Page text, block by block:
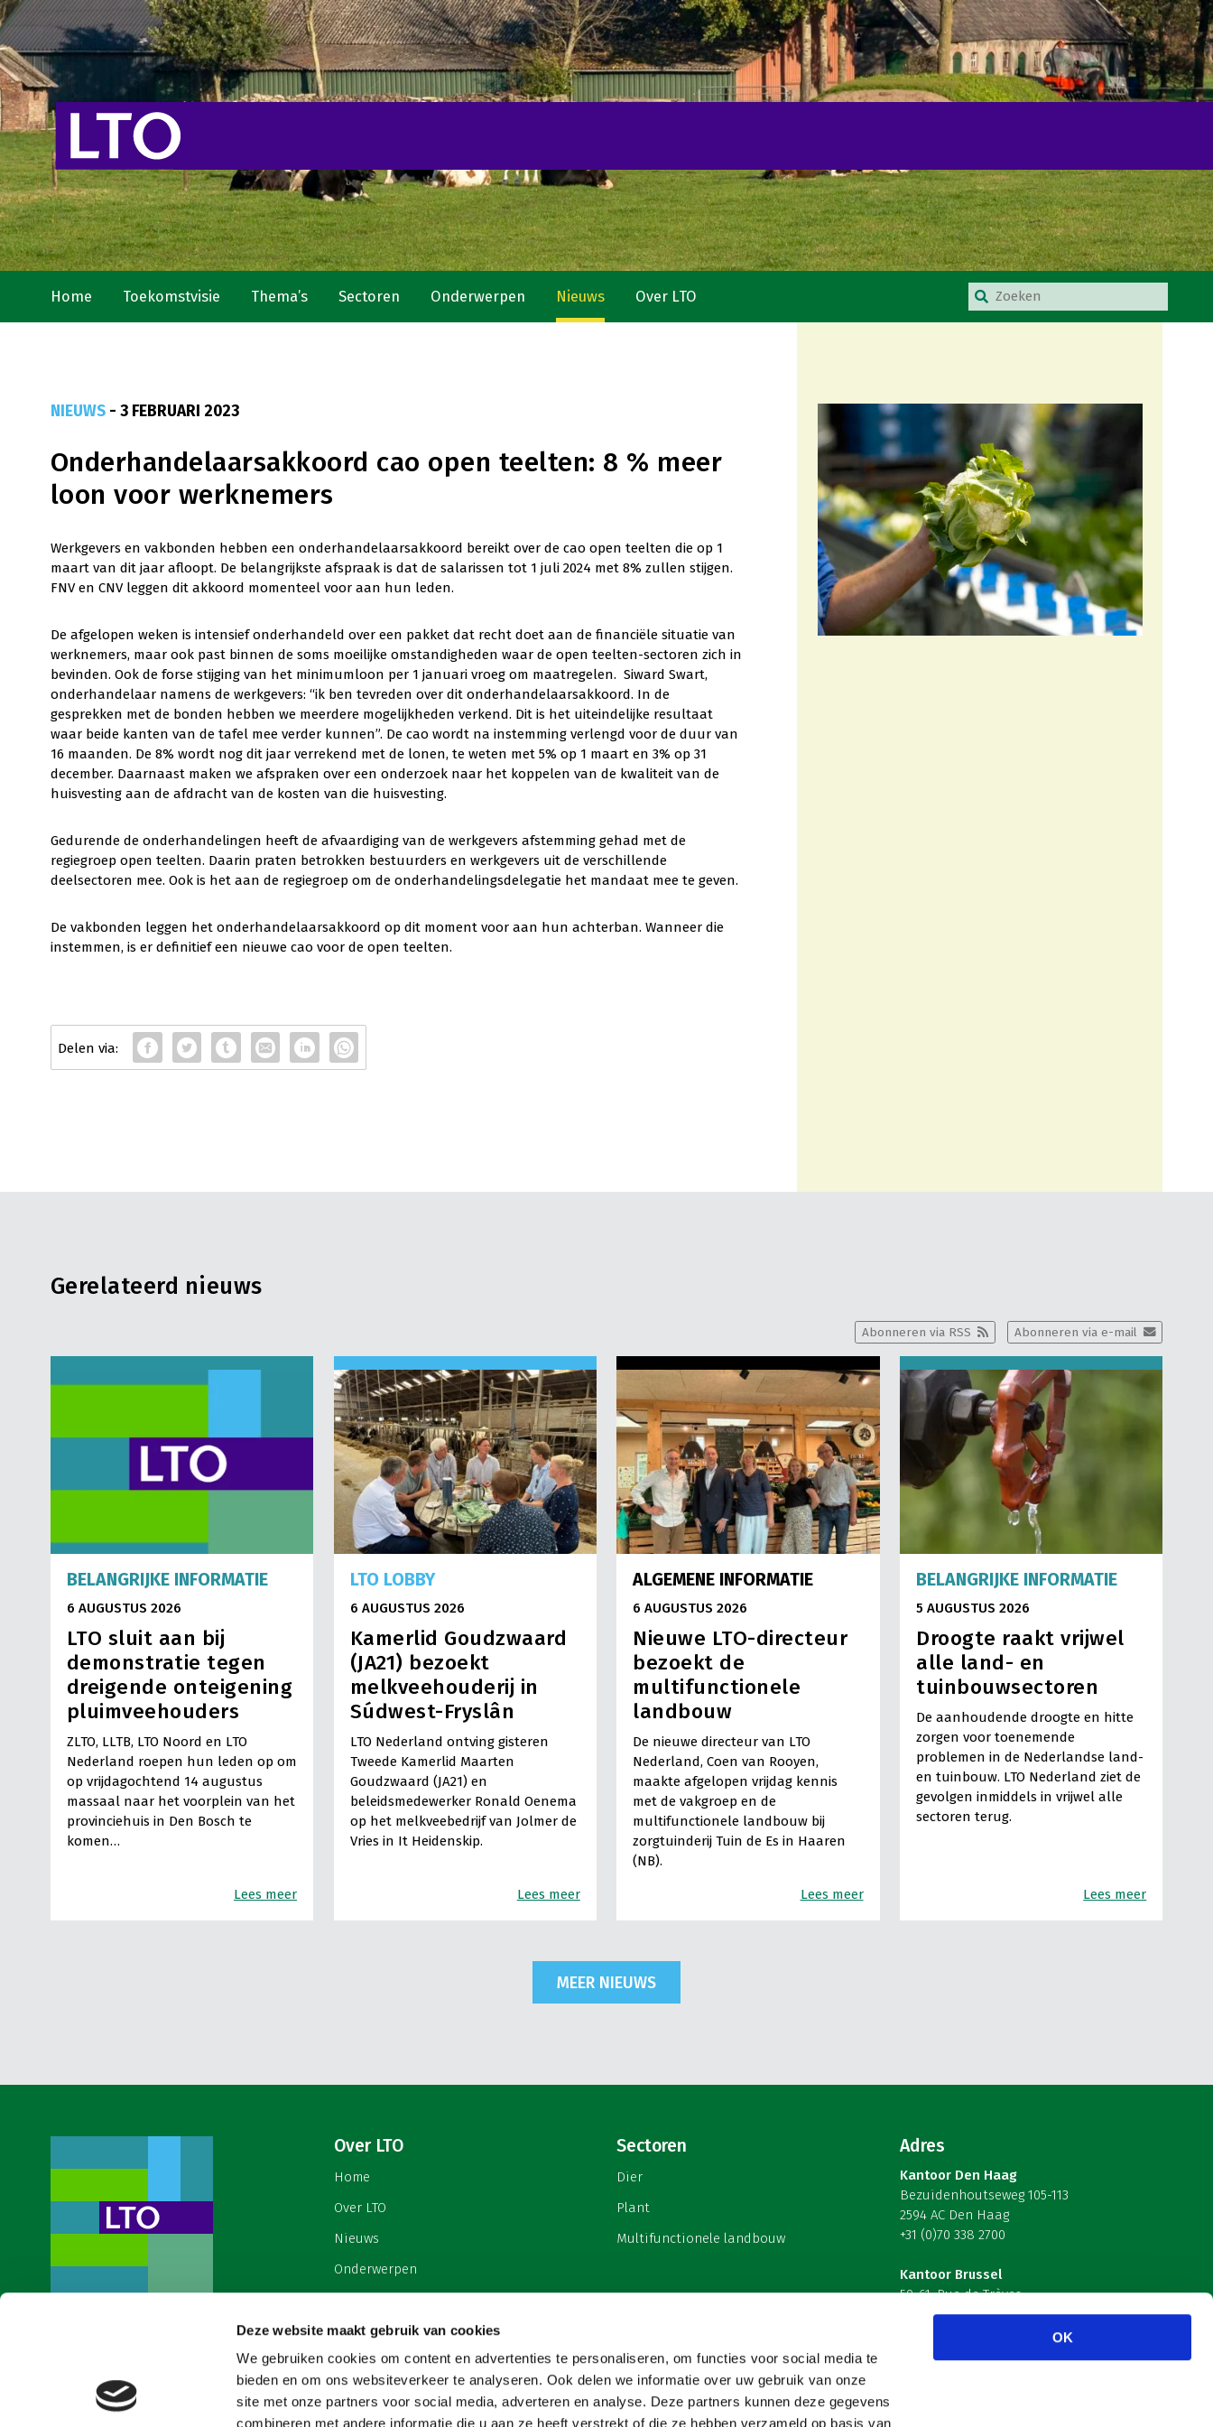
Deze website maakt gebruik van cookies
We gebruiken cookies om content en advertenties te personaliseren, om functies voor social media te
bieden en om ons websiteverkeer te analyseren. Ook delen we informatie over uw gebruik van onze
site met onze partners voor social media, adverteren en analyse. Deze partners kunnen deze gegevens
combineren met andere informatie die u aan ze heeft verstrekt of die ze hebben verzameld op basis van
OK
Home Toekomstvisie Thema’s Sectoren Onderwerpen Nieuws Over LTO
NIEUWS- 3 FEBRUARI 2023
Onderhandelaarsakkoord cao open teelten: 8 % meer
loon voor werknemers
Werkgevers en vakbonden hebben een onderhandelaarsakkoord bereikt over de cao open teelten die op 1
maart van dit jaar afloopt. De belangrijkste afspraak is dat de salarissen tot 1 juli 2024 met 8% zullen stijgen.
FNV en CNV leggen dit akkoord momenteel voor aan hun leden.
De afgelopen weken is intensief onderhandeld over een pakket dat recht doet aan de financiële situatie van
werknemers, maar ook past binnen de soms moeilijke omstandigheden waar de open teelten-sectoren zich in
bevinden. Ook de forse stijging van het minimumloon per 1 januari vroeg om maatregelen. Siward Swart,
onderhandelaar namens de werkgevers: “ik ben tevreden over dit onderhandelaarsakkoord. In de
gesprekken met de bonden hebben we meerdere mogelijkheden verkend. Dit is het uiteindelijke resultaat
waar beide kanten van de tafel mee verder kunnen”. De cao wordt na instemming verlengd voor de duur van
16 maanden. De 8% wordt nog dit jaar verrekend met de lonen, te weten met 5% op 1 maart en 3% op 31
december. Daarnaast maken we afspraken over een onderzoek naar het koppelen van de kwaliteit van de
huisvesting aan de afdracht van de kosten van die huisvesting.
Gedurende de onderhandelingen heeft de afvaardiging van de werkgevers afstemming gehad met de
regiegroep open teelten. Daarin praten betrokken bestuurders en werkgevers uit de verschillende
deelsectoren mee. Ook is het aan de regiegroep om de onderhandelingsdelegatie het mandaat mee te geven.
De vakbonden leggen het onderhandelaarsakkoord op dit moment voor aan hun achterban. Wanneer die
instemmen, is er definitief een nieuwe cao voor de open teelten.
Gerelateerd nieuws
Abonneren via e-mail
Abonneren via RSS
BELANGRIJKE INFORMATIE
6 AUGUSTUS 2026
LTO sluit aan bij
demonstratie tegen
dreigende onteigening
pluimveehouders
ZLTO, LLTB, LTO Noord en LTO
Nederland roepen hun leden op om
op vrijdagochtend 14 augustus
massaal naar het voorplein van het
provinciehuis in Den Bosch te
komen…
Lees meer
LTO LOBBY
6 AUGUSTUS 2026
Kamerlid Goudzwaard
(JA21) bezoekt
melkveehouderij in
Súdwest-Fryslân
LTO Nederland ontving gisteren
Tweede Kamerlid Maarten
Goudzwaard (JA21) en
beleidsmedewerker Ronald Oenema
op het melkveebedrijf van Jolmer de
Vries in It Heidenskip.
Lees meer
ALGEMENE INFORMATIE
6 AUGUSTUS 2026
Nieuwe LTO-directeur
bezoekt de
multifunctionele
landbouw
De nieuwe directeur van LTO
Nederland, Coen van Rooyen,
maakte afgelopen vrijdag kennis
met de vakgroep en de
multifunctionele landbouw bij
zorgtuinderij Tuin de Es in Haaren
(NB).
Lees meer
BELANGRIJKE INFORMATIE
5 AUGUSTUS 2026
Droogte raakt vrijwel
alle land- en
tuinbouwsectoren
De aanhoudende droogte en hitte
zorgen voor toenemende
problemen in de Nederlandse land-
en tuinbouw. LTO Nederland ziet de
gevolgen inmiddels in vrijwel alle
sectoren terug.
Lees meer
MEER NIEUWS
werkgeversorganisatie met meerwaarde,
voor een sector met meerwaarde. Dat is
Land- en Tuinbouw Organisatie
Nederland (LTO).
Over LTO
Home
Over LTO
Nieuws
Onderwerpen
Contact
Cookies & privacy
Sectoren
Dier
Plant
Multifunctionele landbouw
Adres
Kantoor Den Haag
Bezuidenhoutseweg 105-113
2594 AC Den Haag
+31 (0)70 338 2700
Kantoor Brussel
59-61, Rue de Trèves
B-1040 Brussel – België
Volg ons